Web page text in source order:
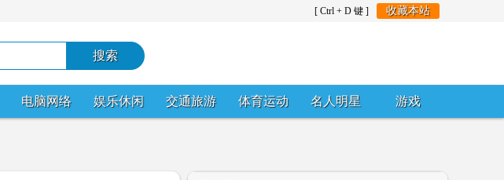
[ Ctrl + D 键 ] 收藏本站
电脑网络 娱乐休闲 交通旅游 体育运动 名人明星 游戏